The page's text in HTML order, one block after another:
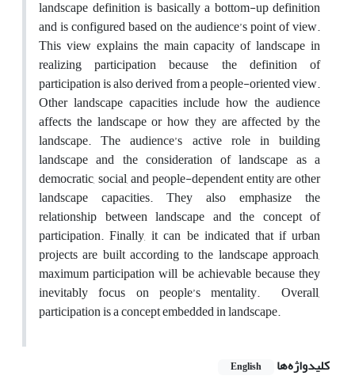
landscape definition is basically a bottom-up definition
and is configured based on the audience’s point of view.
This view explains the main capacity of landscape in
realizing participation because the definition of
participation is also derived from a people-oriented view.
Other landscape capacities include how the audience
affects the landscape or how they are affected by the
landscape. The audience’s active role in building
landscape and the consideration of landscape as a
democratic, social, and people-dependent entity are other
landscape capacities. They also emphasize the
relationship between landscape and the concept of
participation. Finally, it can be indicated that if urban
projects are built according to the landscape approach,
maximum participation will be achievable because they
inevitably focus on people’s mentality. Overall,
participation is a concept embedded in landscape.
کلیدواژه‌ها English